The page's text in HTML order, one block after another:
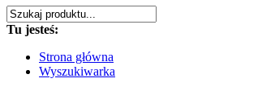
Tu jesteś:
Strona główna
Wyszukiwarka